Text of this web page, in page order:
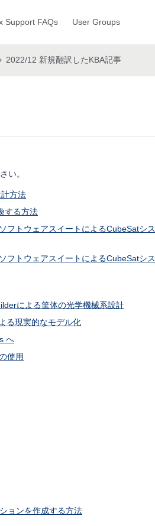
Support FAQs User Groups
2022/12 新規翻訳したKBA記事
い。
方法
する方法
フトウェアスイートによるCubeSatシス
フトウェアスイートによるCubeSatシス
による筐体の光学機械系設計
る現実的なモデル化
へ
使用
ョンを作成する方法